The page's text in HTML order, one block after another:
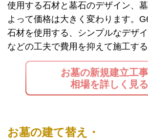
使用する石材と墓石のデザイン、
よって価格は大きく変わります。
石材を使用する、シンプルなデザ
などの工夫で費用を抑えて施工する
お墓の新規建立工
相場を詳しく見る
お墓の建て替え・